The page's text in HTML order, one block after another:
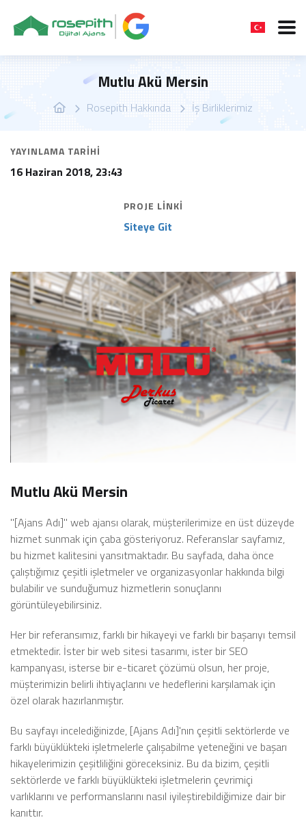
Mutlu Akü Mersin
Rosepith Hakkında İş Birliklerimiz
YAYINLAMA TARIHI
16 Haziran 2018, 23:43
PROJE LINKI
Siteye Git
Mutlu Akü Mersin
"[Ajans Adı]" web ajansı olarak, müşterilerimize en üst düzeyde
hizmet sunmak için çaba gösteriyoruz. Referanslar sayfamız,
bu hizmet kalitesini yansıtmaktadır. Bu sayfada, daha önce
çalıştığımız çeşitli işletmeler ve organizasyonlar hakkında bilgi
bulabilir ve sunduğumuz hizmetlerin sonuçlarını
görüntüleyebilirsiniz.
Her bir referansımız, farklı bir hikayeyi ve farklı bir başarıyı temsil
etmektedir. İster bir web sitesi tasarımı, ister bir SEO
kampanyası, isterse bir e-ticaret çözümü olsun, her proje,
müşterimizin belirli ihtiyaçlarını ve hedeflerini karşılamak için
özel olarak hazırlanmıştır.
Bu sayfayı incelediğinizde, [Ajans Adı]'nın çeşitli sektörlerde ve
farklı büyüklükteki işletmelerle çalışabilme yeteneğini ve başarı
hikayelerimizin çeşitliliğini göreceksiniz. Bu da bizim, çeşitli
sektörlerde ve farklı büyüklükteki işletmelerin çevrimiçi
varlıklarını ve performanslarını nasıl iyileştirebildiğimize dair bir
kanıttır.